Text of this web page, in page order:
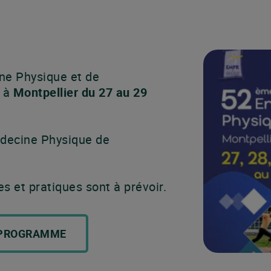
Physique et de
Montpellier du 27 au 29
Physique de
et pratiques sont à prévoir.